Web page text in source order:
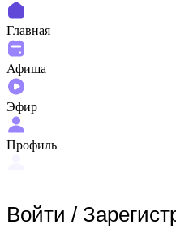
Главная
Афиша
Эфир
Профиль
Войти /